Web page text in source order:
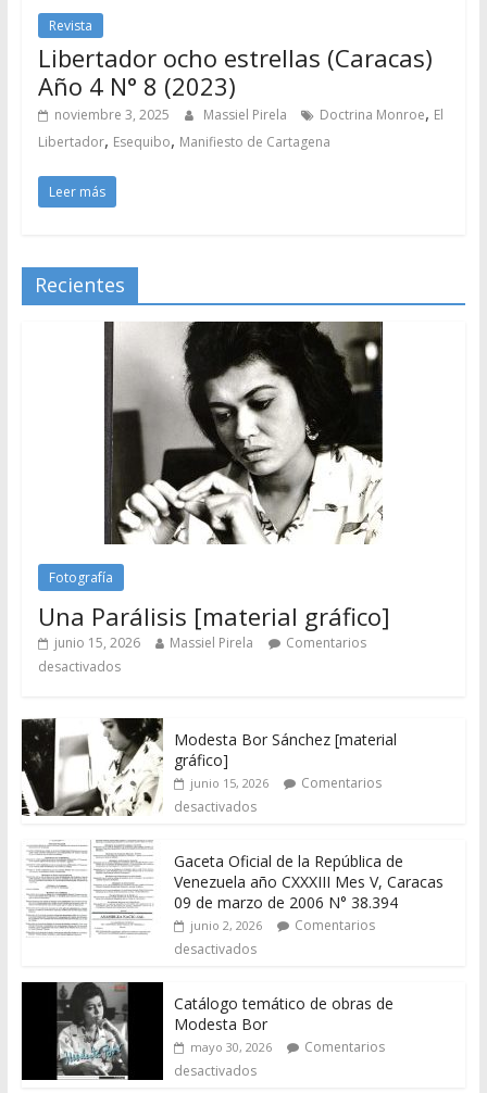
Revista
Libertador ocho estrellas (Caracas)
Año 4 N° 8 (2023)
noviembre 3, 2025 Massiel Pirela Doctrina Monroe, El
Libertador, Esequibo, Manifiesto de Cartagena
Leer más
Recientes
Fotografía
Una Parálisis [material gráfico]
junio 15, 2026 Massiel Pirela
Comentarios
desactivados
Modesta Bor Sánchez [material
gráfico]
junio 15, 2026
Comentarios
desactivados
Gaceta Oficial de la República de
Venezuela año CXXXIII Mes V, Caracas
09 de marzo de 2006 N° 38.394
junio 2, 2026
Comentarios
desactivados
Catálogo temático de obras de
Modesta Bor
mayo 30, 2026
Comentarios
desactivados